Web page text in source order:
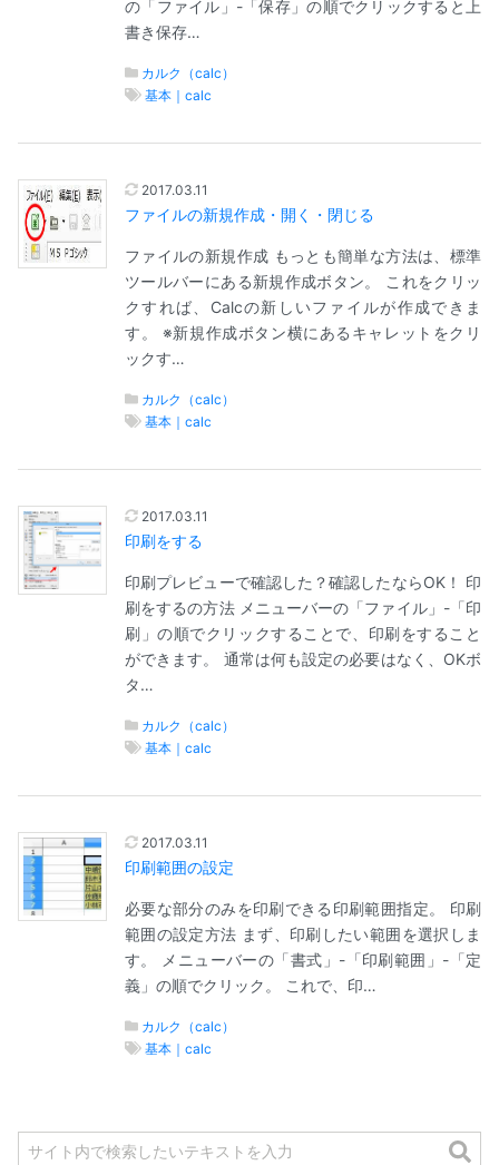
の「ファイル」-「保存」の順でクリックすると上
書き保存…
カルク（calc）
基本｜calc
2017.03.11
ファイルの新規作成・開く・閉じる
ファイルの新規作成 もっとも簡単な方法は、標準
ツールバーにある新規作成ボタン。 これをクリッ
クすれば、Calcの新しいファイルが作成できま
す。 ※新規作成ボタン横にあるキャレットをクリ
ックす…
カルク（calc）
基本｜calc
2017.03.11
印刷をする
印刷プレビューで確認した？確認したならOK！ 印
刷をするの方法 メニューバーの「ファイル」-「印
刷」の順でクリックすることで、印刷をすること
ができます。 通常は何も設定の必要はなく、OKボ
タ…
カルク（calc）
基本｜calc
2017.03.11
印刷範囲の設定
必要な部分のみを印刷できる印刷範囲指定。 印刷
範囲の設定方法 まず、印刷したい範囲を選択しま
す。 メニューバーの「書式」-「印刷範囲」-「定
義」の順でクリック。 これで、印…
カルク（calc）
基本｜calc